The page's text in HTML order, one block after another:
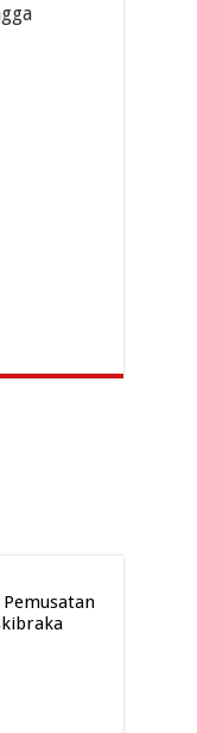
Pemusatan